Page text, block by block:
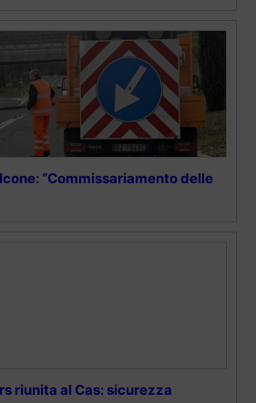
“Commissariamento delle
riunita al Cas: sicurezza